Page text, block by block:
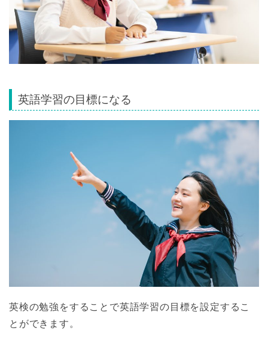
英語学習の目標になる
英検の勉強をすることで英語学習の目標を設定するこ
とができます。